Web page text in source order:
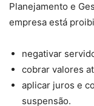
Planejamento e
empresa está
negativar
cobrar valores
aplicar juros e
suspensão.